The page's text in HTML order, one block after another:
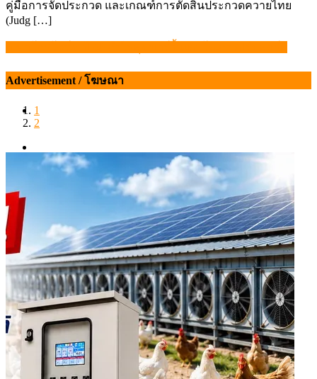
คู่มือการจัดประกวด และเกณฑ์การตัดสินประกวดควายไทย
(Judg […]
แนะแนว
เรื่อง
Advertisement / โฆษณา
1
2